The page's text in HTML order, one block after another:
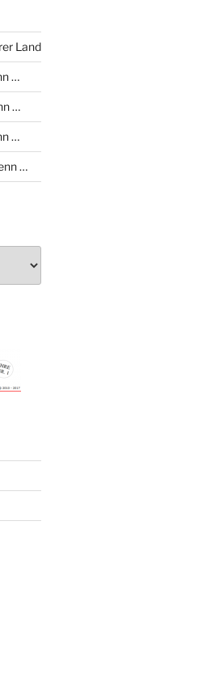
Land
…
…
…
…